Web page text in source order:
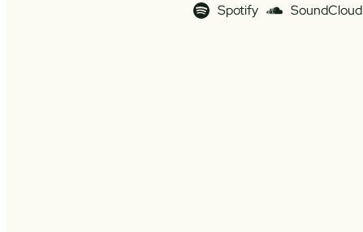
Spotify SoundCloud